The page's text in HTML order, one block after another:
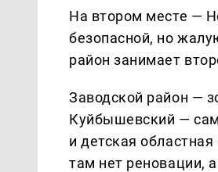
На втором месте —
безопасной, но
район занимает
Заводской район —
Куйбышевский —
и детская
там нет реновации,